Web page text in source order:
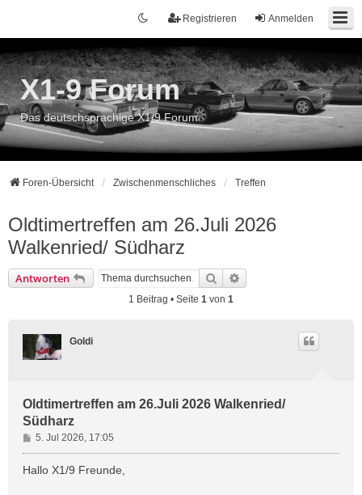
Anmelden
Registrieren
X1-9 Forum
Das deutschsprachige X1/9 Forum
Foren-Übersicht Zwischenmenschliches Treffen
Oldtimertreffen am 26.Juli 2026
Walkenried/ Südharz
Antworten Suche
1 Beitrag • Seite 1 von 1
Goldi
Oldtimertreffen am 26.Juli 2026 Walkenried/
Südharz
B
e
i
5. Jul 2026, 17:05
Hallo X1/9 Freunde,